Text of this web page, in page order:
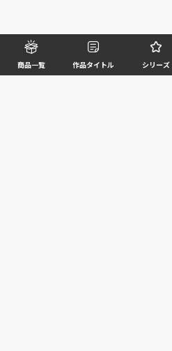
商品一覧 作品タイトル シリーズ